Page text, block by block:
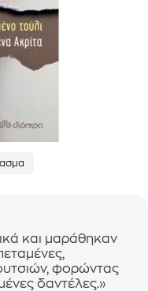
και μαράθηκαν
φορώντας
δαντέλες.»